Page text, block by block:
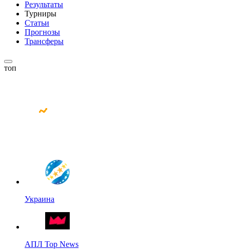
Результаты
Турниры
Статьи
Прогнозы
Трансферы
топ
Украина
АПЛ Top News